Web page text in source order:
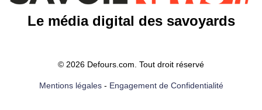
Le média digital des savoyards
© 2026 Defours.com. Tout droit réservé
Mentions légales- Engagement de Confidentialité